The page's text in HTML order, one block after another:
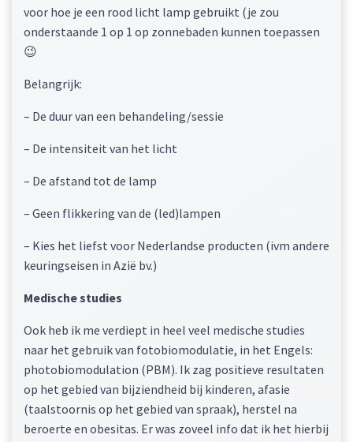
voor hoe je een rood licht lamp gebruikt (je zou
onderstaande 1 op 1 op zonnebaden kunnen toepassen
😉
Belangrijk:
– De duur van een behandeling/sessie
– De intensiteit van het licht
– De afstand tot de lamp
– Geen flikkering van de (led)lampen
– Kies het liefst voor Nederlandse producten (ivm andere
keuringseisen in Azië bv.)
Medische studies
Ook heb ik me verdiept in heel veel medische studies
naar het gebruik van fotobiomodulatie, in het Engels:
photobiomodulation (PBM). Ik zag positieve resultaten
op het gebied van bijziendheid bij kinderen, afasie
(taalstoornis op het gebied van spraak), herstel na
beroerte en obesitas. Er was zoveel info dat ik het hierbij